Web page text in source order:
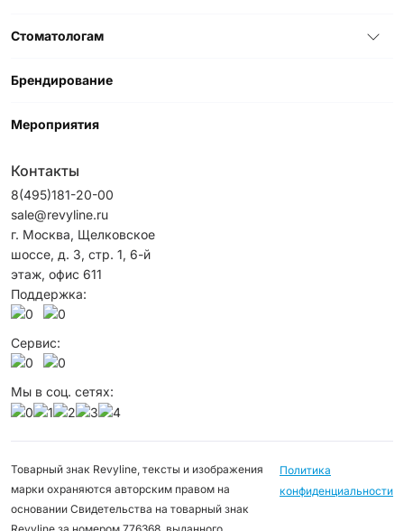
Стоматологам
Брендирование
Мероприятия
Контакты
8(495)181-20-00
sale@revyline.ru
г. Москва, Щелковское
шоссе, д. 3, стр. 1, 6-й
этаж, офис 611
Поддержка:
Сервис:
Мы в соц. сетях:
Товарный знак Revyline, тексты и изображения
марки охраняются авторским правом на
основании Свидетельства на товарный знак
Политика
конфиденциальности